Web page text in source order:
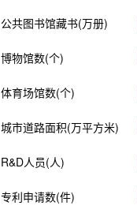
公共图书馆藏书(万册)
博物馆数(个)
体育场馆数(个)
城市道路面积(万平方米)
R&D人员(人)
专利申请数(件)